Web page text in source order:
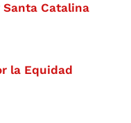
Santa Catalina
la Equidad